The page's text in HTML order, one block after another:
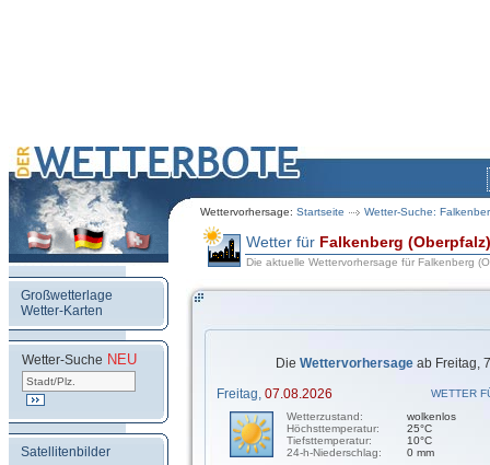
Wettervorhersage: Startseite Wetter-Suche:
Großwetterlage
Wetter-Karten
Wetter-Suche NEU
Satellitenbilder
Wetter für Falkenberg (Oberpfalz)
Die aktuelle Wettervorhersage für Falkenberg
Die Wettervorhersage ab Freitag,
Freitag, 07.08.2026
WETTER
Wetterzustand:
Höchsttemperatur:
Tiefsttemperatur:
24-h-Niederschlag:
wolkenlos
25°C
10°C
0 mm